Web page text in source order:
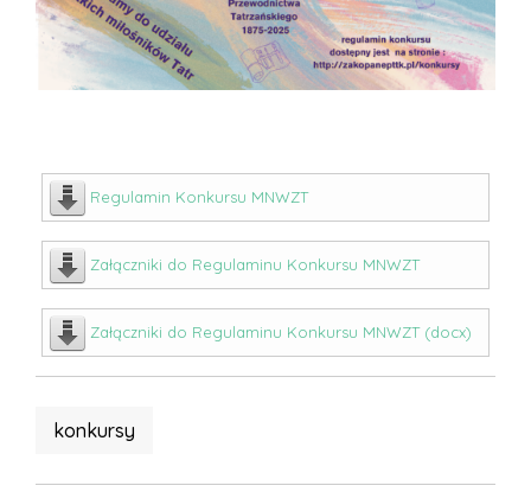
Regulamin Konkursu MNWZT
Załączniki do Regulaminu Konkursu MNWZT
Załączniki do Regulaminu Konkursu MNWZT (docx)
konkursy